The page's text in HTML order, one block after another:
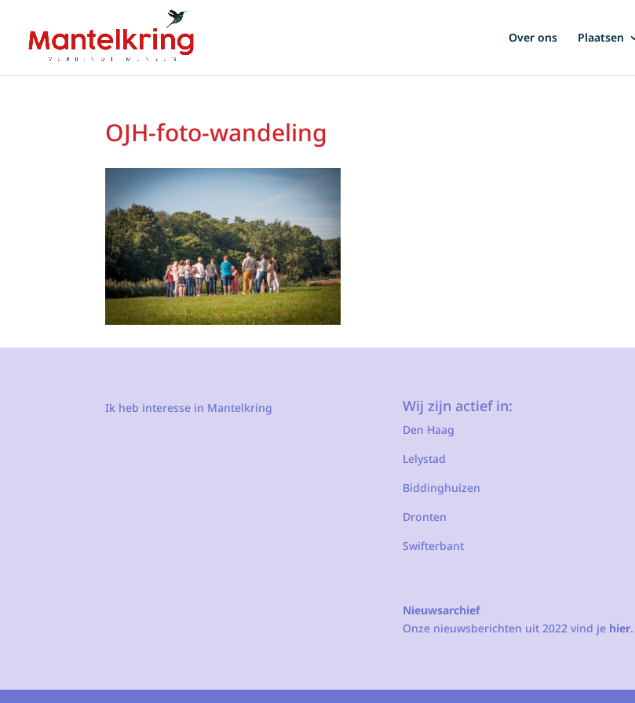
Over ons Plaatsen
OJH-foto-wandeling
Ik heb interesse in Mantelkring Wij zijn actief in:
Den Haag
Lelystad
Biddinghuizen
Dronten
Swifterbant
Nieuwsarchief
Onze nieuwsberichten uit 2022 vind je hier.